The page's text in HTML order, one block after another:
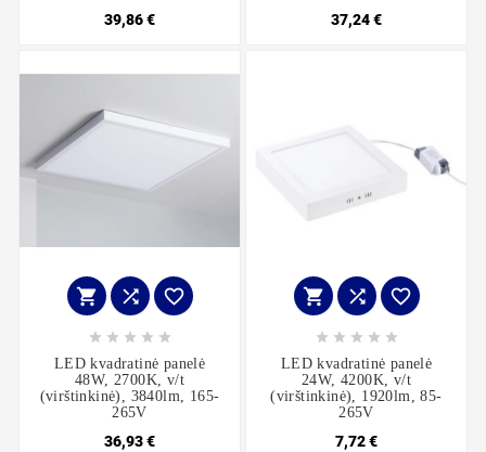
39,86 € 37,24 €
  
    
LED kvadratinė panelė
48W, 2700K, v/t
(virštinkinė), 3840lm, 165-
265V
36,93 €
  
    
LED kvadratinė panelė
24W, 4200K, v/t
(virštinkinė), 1920lm, 85-
265V
7,72 €